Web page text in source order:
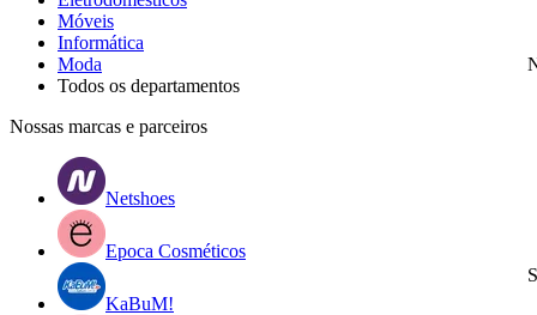
Móveis
Informática
Moda
Todos os departamentos
Nossas marcas e parceiros
Netshoes
Epoca Cosméticos
KaBuM!